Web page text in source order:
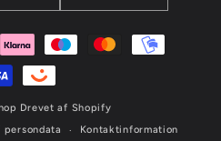
Drevet af Shopify
Kontaktinformation